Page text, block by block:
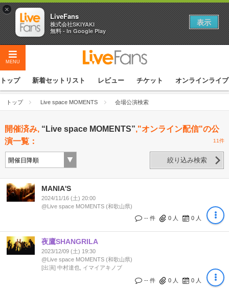
MENU
トップ 新着セットリスト レビュー チケット オンラインライブ
トップ Live space MOMENTS 会場公演検索
開催済み, “Live space MOMENTS”,"オンライン配信"の公
演一覧：
11件
絞り込み検索
MANIA'S
2024/11/16 (土) 20:00
@Live space MOMENTS (和歌山県)
-- 件
0 人 0 人
夜鷹SHANGRILA
2023/12/09 (土) 19:30
@Live space MOMENTS (和歌山県)
[出演] 中村達也, イマイアキノブ
-- 件 0 人 0 人
×
LiveFans
株式会社SKIYAKI
無料 - In Google Play
表示